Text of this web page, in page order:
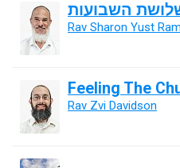
השבועות
Rav Sharon Yust
Feeling The
Rav Zvi Davidson